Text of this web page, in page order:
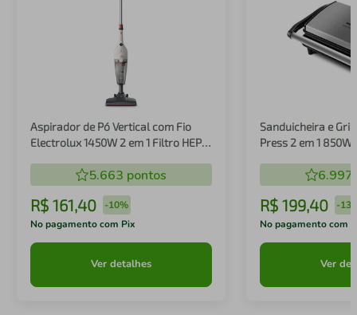
Aspirador de Pó Vertical com Fio
Electrolux 1450W 2 em 1 Filtro HEPA
5.663 pontos
R$ 161,40 -10%
No pagamento com Pix
Ver detalhes
Sanduicheira e
Press 2 em 1 850W
6.997
R$ 199,40 -
No pagamento com
Ver